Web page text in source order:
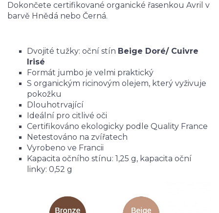
Dokončete certifikované organické řasenkou Avril v
barvě Hnědá nebo Černá.
Dvojité tužky: oční stín Beige Doré/ Cuivre
Irisé
Formát jumbo je velmi praktický
S organickým ricinovým olejem, který vyživuje
pokožku
Dlouhotrvající
Ideální pro citlivé oči
Certifikováno ekologicky podle Quality France
Netestováno na zvířatech
Vyrobeno ve Francii
Kapacita očního stínu: 1,25 g, kapacita oční
linky: 0,52 g